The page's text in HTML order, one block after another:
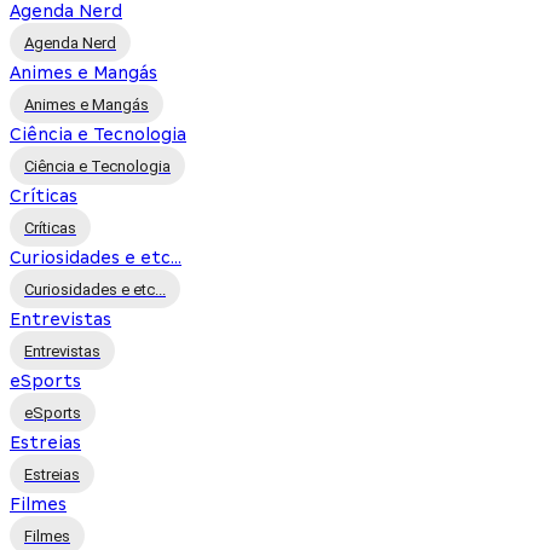
Agenda Nerd
Agenda Nerd
Animes e Mangás
Animes e Mangás
Ciência e Tecnologia
Ciência e Tecnologia
Críticas
Críticas
Curiosidades e etc...
Curiosidades e etc...
Entrevistas
Entrevistas
eSports
eSports
Estreias
Estreias
Filmes
Filmes